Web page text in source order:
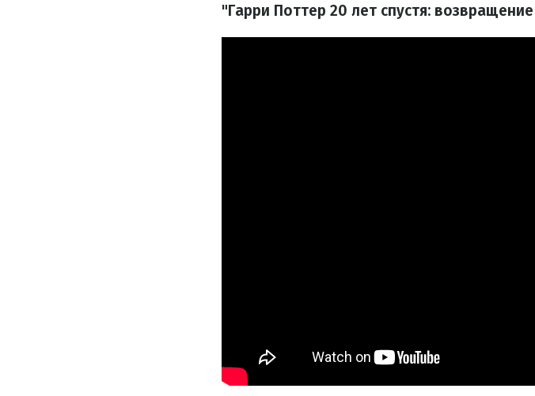
"Гарри Поттер 20 лет спустя: